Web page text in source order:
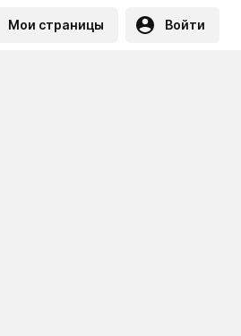
Мои страницы Войти